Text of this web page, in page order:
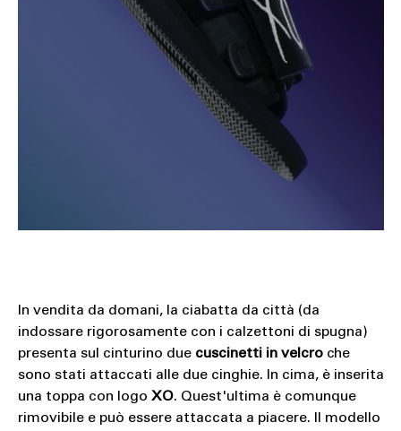
In vendita da domani, la ciabatta da città (da
indossare rigorosamente con i calzettoni di spugna)
presenta sul cinturino due cuscinetti in velcroche
sono stati attaccati alle due cinghie. In cima, è inserita
una toppa con logo XO. Quest'ultima è comunque
rimovibile e può essere attaccata a piacere. Il modello